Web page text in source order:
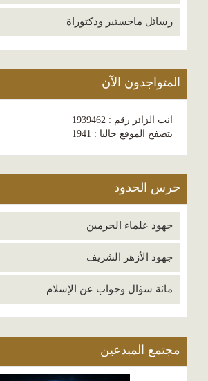
رسائل ماجستير ودكتوراة
المتواجدون الآن
انت الزائر رقم : 1939462
يتصفح الموقع حاليا : 1941
حرس الحدود
جهود علماء الحرمين
جهود الأزهر الشريف
مائة سؤال وجواب عن الإسلام
مجتمع المبدعين